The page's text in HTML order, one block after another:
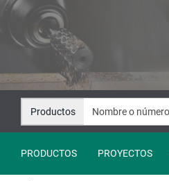
Saltar
contenido
Saltar
Productos
PRODUCTOS PROYECTOS